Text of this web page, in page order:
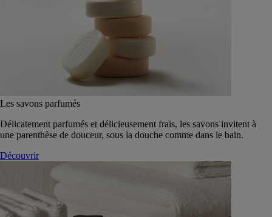
Les savons parfumés
Délicatement parfumés et délicieusement frais, les savons invitent à
une parenthèse de douceur, sous la douche comme dans le bain.
Découvrir